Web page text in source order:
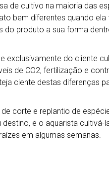
de cultivo na maioria das
bem diferentes quando ela
do produto a sua forma
exclusivamente do cliente
de CO2, fertilização e
ciente destas diferenças
corte e replantio de
e o aquarista cultivá-
em algumas semanas.